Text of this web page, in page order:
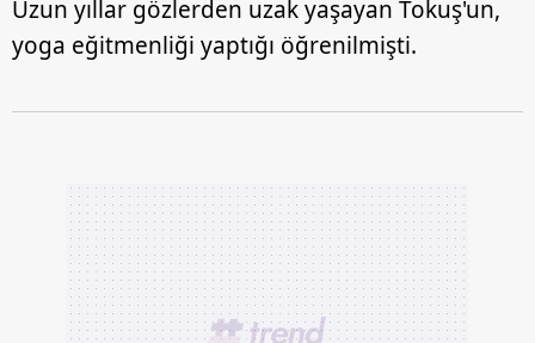
Uzun yıllar gözlerden uzak yaşayan Tokuş'un,
yoga eğitmenliği yaptığı öğrenilmişti.